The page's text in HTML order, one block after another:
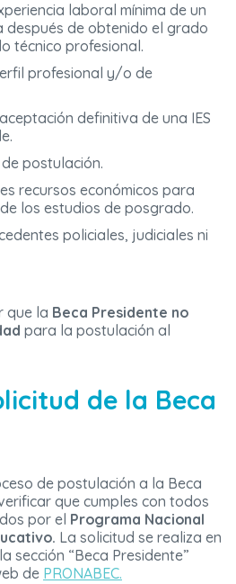
laboral mínima de un
después de obtenido el grado
técnico profesional.
profesional y/o de
definitiva de una IES
postulación.
recursos económicos para
los estudios de posgrado.
policiales, judiciales ni
que la Beca Presidente no
para la postulación al
de la Beca
de postulación a la Beca
que cumples con todos
por el Programa Nacional
La solicitud se realiza en
sección “Beca Presidente”
de PRONABEC.